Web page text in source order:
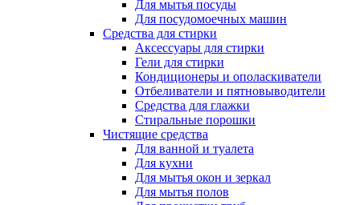
Для мытья посуды
Для посудомоечных машин
Средства для стирки
Аксессуары для стирки
Гели для стирки
Кондиционеры и ополаскиватели
Отбеливатели и пятновыводители
Средства для глажки
Стиральные порошки
Чистящие средства
Для ванной и туалета
Для кухни
Для мытья окон и зеркал
Для мытья полов